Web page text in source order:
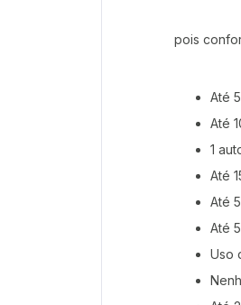
pois
Até
Até
1
Até
Até
Até
Uso